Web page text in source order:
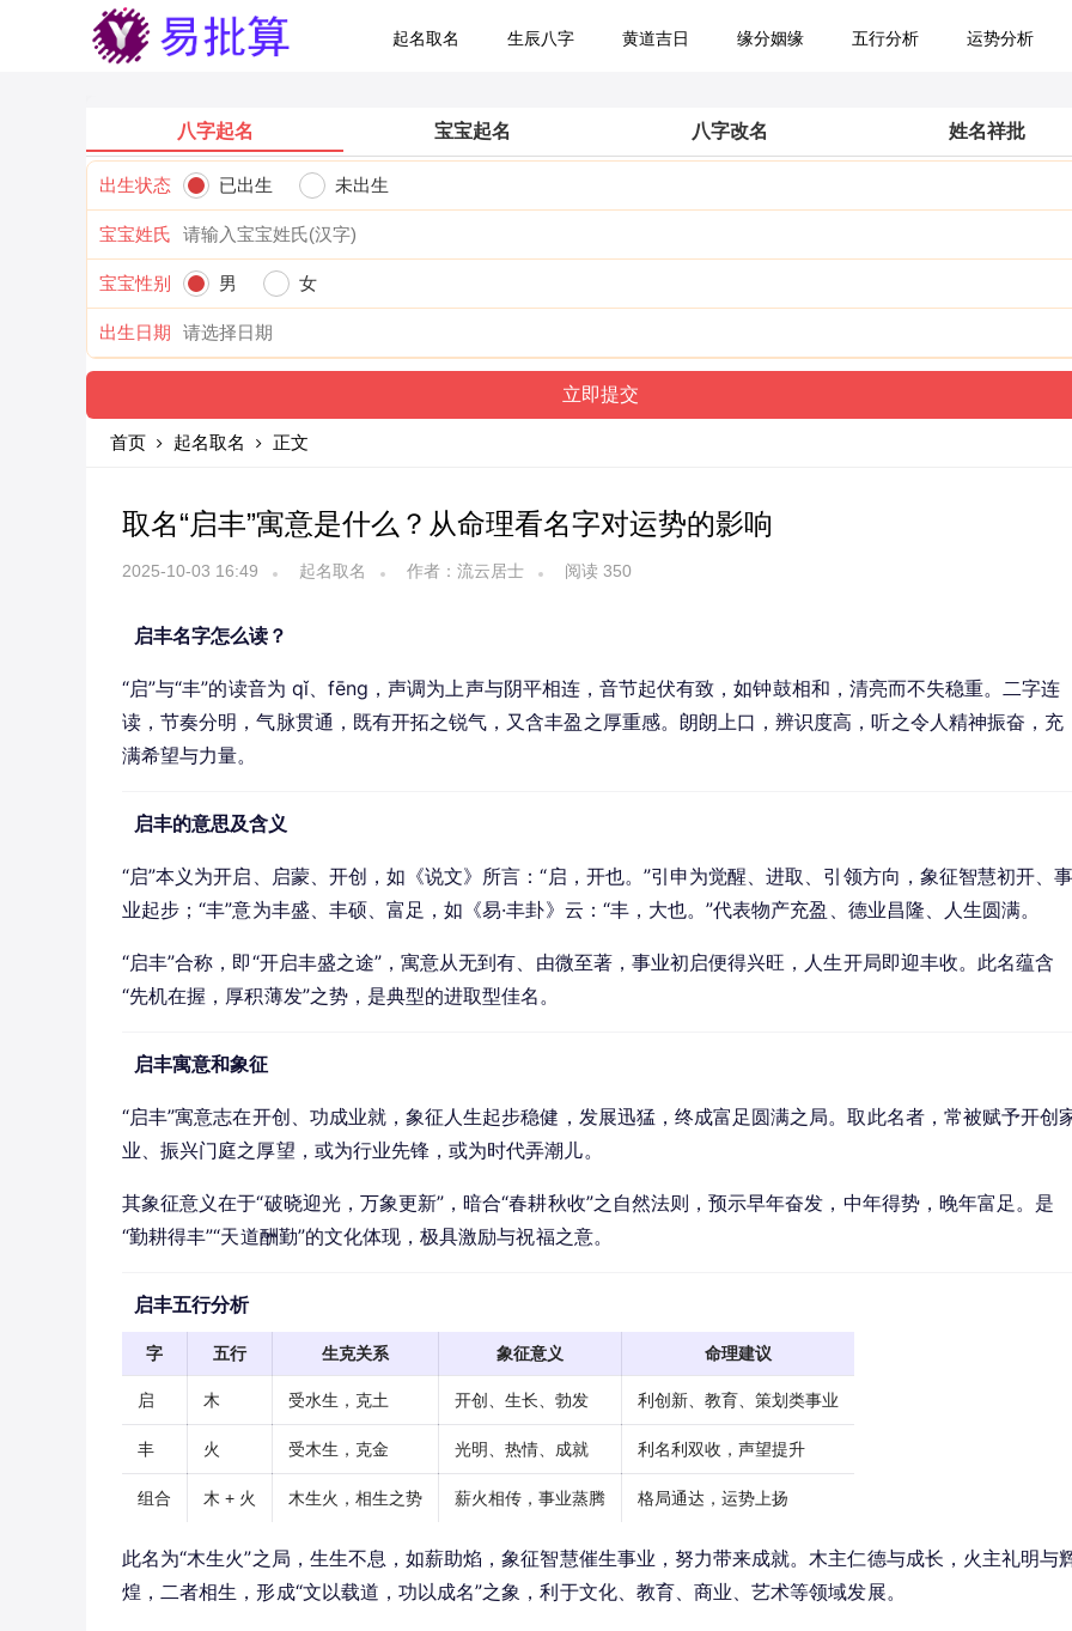
起名取名 生辰八字 黄道吉日 缘分姻缘 五行分析 运势分析
八字起名 宝宝起名 八字改名 姓名祥批
出生状态 已出生 未出生
宝宝姓氏
宝宝性别 男 女
出生日期
首页 起名取名 正文
取名“启丰”寓意是什么？从命理看名字对运势的影响
2025-10-03 16:49 起名取名 作者：流云居士 阅读 350
启丰名字怎么读？
“启”与“丰”的读音为 qǐ、fēng，声调为上声与阴平相连，音节起伏有致，如钟鼓相和，清亮而不失稳重。二字连
读，节奏分明，气脉贯通，既有开拓之锐气，又含丰盈之厚重感。朗朗上口，辨识度高，听之令人精神振奋，充
满希望与力量。
启丰的意思及含义
“启”本义为开启、启蒙、开创，如《说文》所言：“启，开也。”引申为觉醒、进取、引领方向，象征智慧初开、
业起步；“丰”意为丰盛、丰硕、富足，如《易·丰卦》云：“丰，大也。”代表物产充盈、德业昌隆、人生圆满。
“启丰”合称，即“开启丰盛之途”，寓意从无到有、由微至著，事业初启便得兴旺，人生开局即迎丰收。此名蕴含
“先机在握，厚积薄发”之势，是典型的进取型佳名。
启丰寓意和象征
“启丰”寓意志在开创、功成业就，象征人生起步稳健，发展迅猛，终成富足圆满之局。取此名者，常被赋予开创
业、振兴门庭之厚望，或为行业先锋，或为时代弄潮儿。
其象征意义在于“破晓迎光，万象更新”，暗合“春耕秋收”之自然法则，预示早年奋发，中年得势，晚年富足。是
“勤耕得丰”“天道酬勤”的文化体现，极具激励与祝福之意。
启丰五行分析
字 五行 生克关系 象征意义 命理建议
启 木 受水生，克土 开创、生长、勃发 利创新、教育、策划类事业
丰 火 受木生，克金 光明、热情、成就 利名利双收，声望提升
组合 木 + 火 木生火，相生之势 薪火相传，事业蒸腾 格局通达，运势上扬
此名为“木生火”之局，生生不息，如薪助焰，象征智慧催生事业，努力带来成就。木主仁德与成长，火主礼明与
煌，二者相生，形成“文以载道，功以成名”之象，利于文化、教育、商业、艺术等领域发展。